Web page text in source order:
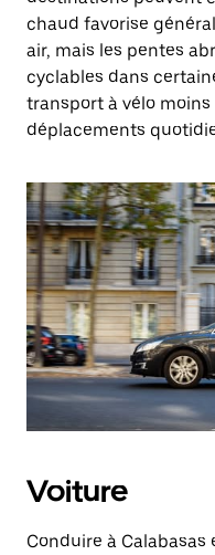
chaud favorise
air, mais les pentes
cyclables dans
transport à vélo
déplacements
Voiture
Conduire à